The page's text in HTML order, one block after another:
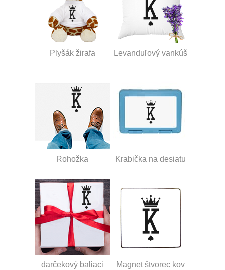
Plyšák žirafa Levanduľový vankúš
Rohožka Krabička na desiatu
darčekový baliaci
Magnet štvorec kov